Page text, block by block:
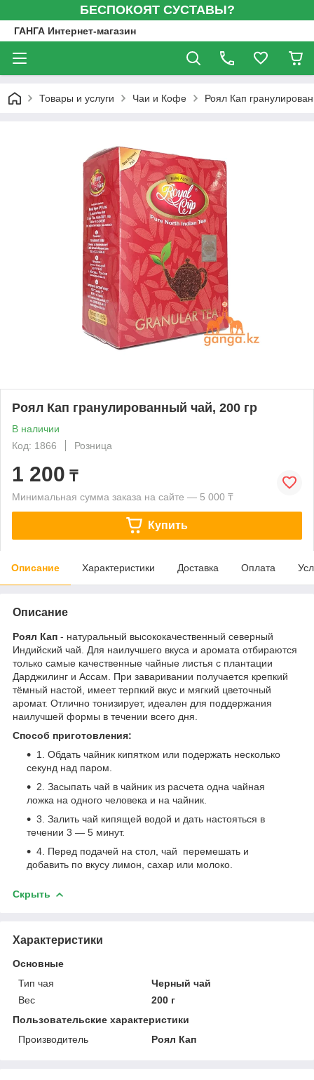
БЕСПОКОЯТ СУСТАВЫ?
ГАНГА Интернет-магазин
Товары и услуги Чаи и Кофе Роял Кап
Роял Кап гранулированный чай, 200 гр
В наличии
Код: 1866
Розница
1 200 ₸
Минимальная сумма заказа на сайте — 5 000 ₸
Купить
Описание Характеристики Доставка Оплата
Описание
Роял Кап - натуральный высококачественный северный
Индийский чай. Для наилучшего вкуса и аромата отбираются
только самые качественные чайные листья с плантации
Дарджилинг и Ассам. При заваривании получается крепкий
тёмный настой, имеет терпкий вкус и мягкий цветочный
аромат. Отлично тонизирует, идеален для поддержания
наилучшей формы в течении всего дня.
Способ приготовления:
1. Обдать чайник кипятком или подержать несколько
секунд над паром.
2. Засыпать чай в чайник из расчета одна чайная
ложка на одного человека и на чайник.
3. Залить чай кипящей водой и дать настояться в
течении 3 ― 5 минут.
4. Перед подачей на стол, чай перемешать и
добавить по вкусу лимон, сахар или молоко.
Скрыть
Характеристики
Основные
Тип чая
Черный чай
Вес
200 г
Пользовательские характеристики
Производитель
Роял Кап